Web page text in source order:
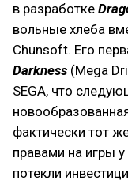
в разработке
вольные хлеба
Chunsoft. Его
Darkness (Mega
SEGA, что
фактически тот
правами на игры
потекли